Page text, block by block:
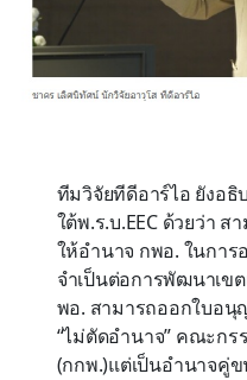
ทีมวิจัยทีดีอาร์ไอ ยังอธิ
ใต้พ.ร.บ.EEC ด้วยว่า
ให้อำนาจ กพอ. ในกา
จำเป็นต่อการพัฒนาเข
พอ. สามารถออกใบอนุ
“ไม่ตัดอำนาจ” คณะก
(กกพ.)แต่เป็นอำนาจคู่